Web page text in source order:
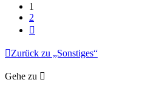
1
2
Zurück zu „Sonstiges“
Gehe zu